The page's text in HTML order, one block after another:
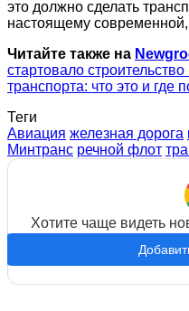
это должно сделать
настоящему
Читайте также на
стартовало
транспорта: что это и где
Теги
Авиация железная дорога
Минтранс речной флот
Хотите чаще видеть